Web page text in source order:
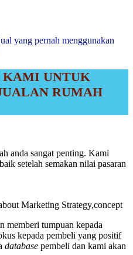
yang pernah menggunakan
KAMI UNTUK
RUMAH
anda sangat penting. Kami
setelah semakan nilai pasaran
Marketing Strategy,concept
memberi tumpuan kepada
kepada pembeli yang positif
database pembeli dan kami akan